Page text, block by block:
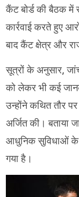
कैंट बोर्ड की बैठक में
कार्रवाई करते हुए
बाद कैंट क्षेत्र और
सूत्रों के अनुसार,
को लेकर भी कई
उन्होंने कथित तौर
अर्जित की। बताया
आधुनिक सुविधाओं के
गया है।